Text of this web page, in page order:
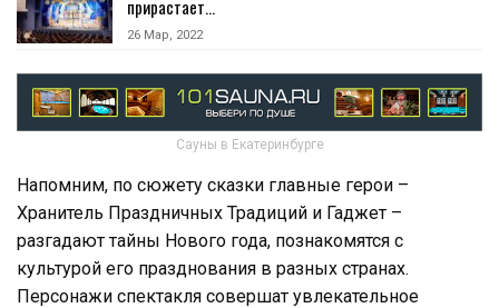
прирастает…
26 Мар, 2022
Сауны в Екатеринбурге
Напомним, по сюжету сказки главные герои –
Хранитель Праздничных Традиций и Гаджет –
разгадают тайны Нового года, познакомятся с
культурой его празднования в разных странах.
Персонажи спектакля совершат увлекательное